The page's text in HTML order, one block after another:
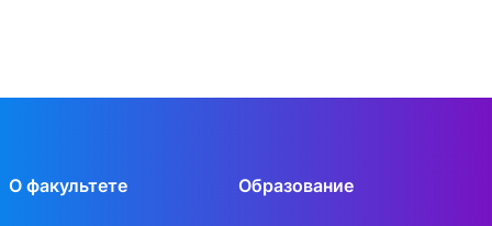
О факультете Образование